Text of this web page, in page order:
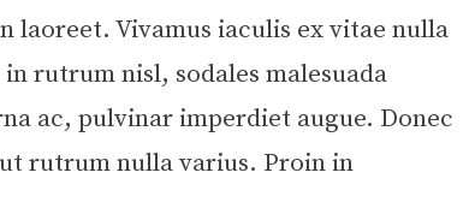
laoreet. Vivamus iaculis ex vitae nulla
rutrum nisl, sodales malesuada
ac, pulvinar imperdiet augue. Donec
rutrum nulla varius. Proin in